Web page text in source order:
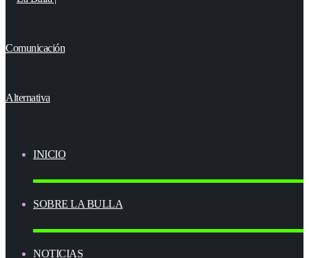
INICIO
SOBRE LA BULLA
NOTICIAS